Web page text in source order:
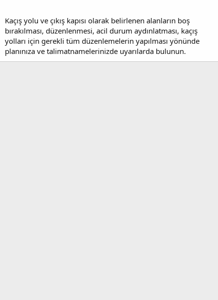
Kaçış yolu ve çıkış kapısı olarak belirlenen alanların boş
bırakılması, düzenlenmesi, acil durum aydınlatması, kaçış
yolları için gerekli tüm düzenlemelerin yapılması yönünde
planınıza ve talimatnamelerinizde uyarılarda bulunun.